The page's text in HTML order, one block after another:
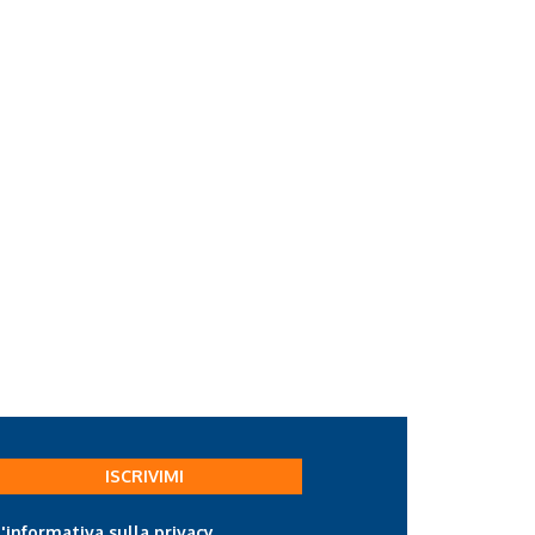
ISCRIVIMI